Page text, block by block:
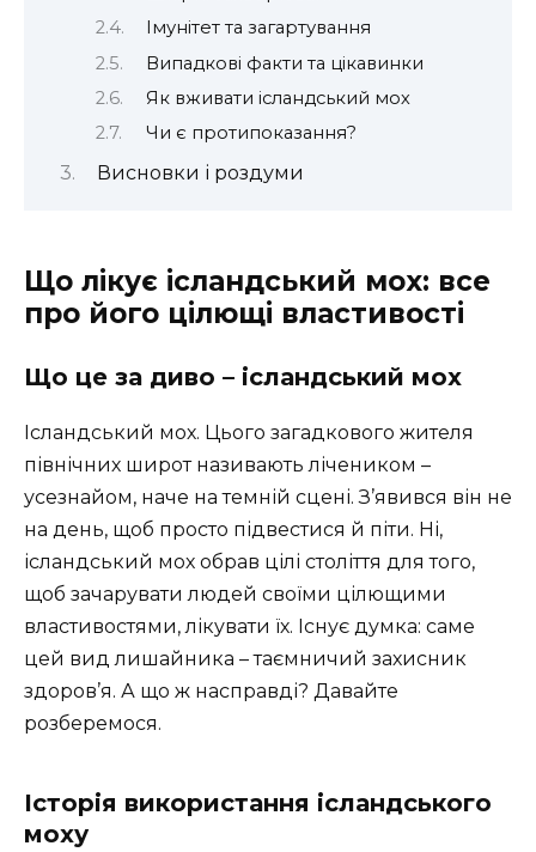
Імунітет та загартування
Випадкові факти та цікавинки
Як вживати ісландський мох
Чи є протипоказання?
Висновки і роздуми
Що лікує ісландський мох: все
про його цілющі властивості
Що це за диво – ісландський мох
Ісландський мох. Цього загадкового жителя
північних широт називають лічеником –
усезнайом, наче на темній сцені. З’явився він не
на день, щоб просто підвестися й піти. Ні,
ісландський мох обрав цілі століття для того,
щоб зачарувати людей своїми цілющими
властивостями, лікувати їх. Існує думка: саме
цей вид лишайника – таємничий захисник
здоров’я. А що ж насправді? Давайте
розберемося.
Історія використання ісландського
моху